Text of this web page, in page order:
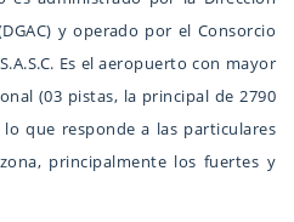
y operado por el Consorcio
Es el aeropuerto con mayor
(03 pistas, la principal de 2790
que responde a las particulares
principalmente los fuertes y